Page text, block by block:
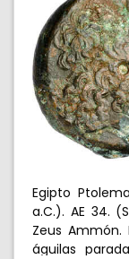
Egipto
a.C.). AE 34.
Zeus Ammón.
águilas